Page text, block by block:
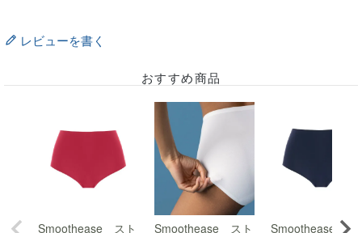
レビューを書く
おすすめ商品
Smoothease ストレッチフルブリーフSmoothease ストレッチフルブリーフ
Smoothease ス